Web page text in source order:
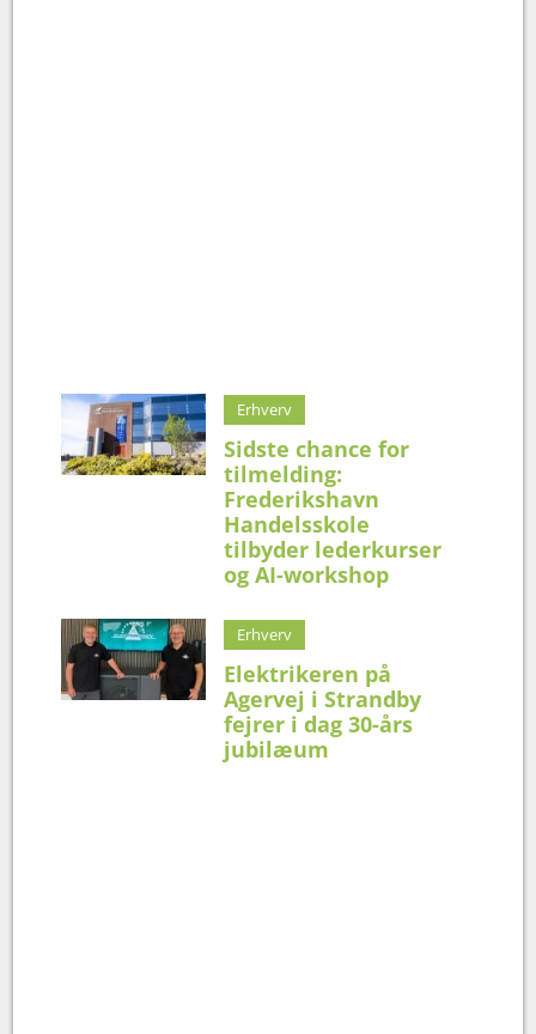
Erhverv
Sidste chance for
tilmelding:
Frederikshavn
Handelsskole
tilbyder lederkurser
og AI-workshop
Erhverv
Elektrikeren på
Agervej i Strandby
fejrer i dag 30-års
jubilæum